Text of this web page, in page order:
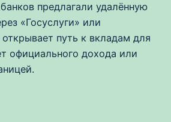
предлагали удалённую
«Госуслуги» или
путь к вкладам для
официального дохода или